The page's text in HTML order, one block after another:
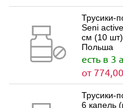
Трусики-
Seni
см (10
Польша
есть в 3
от
Трусики-
6 капель